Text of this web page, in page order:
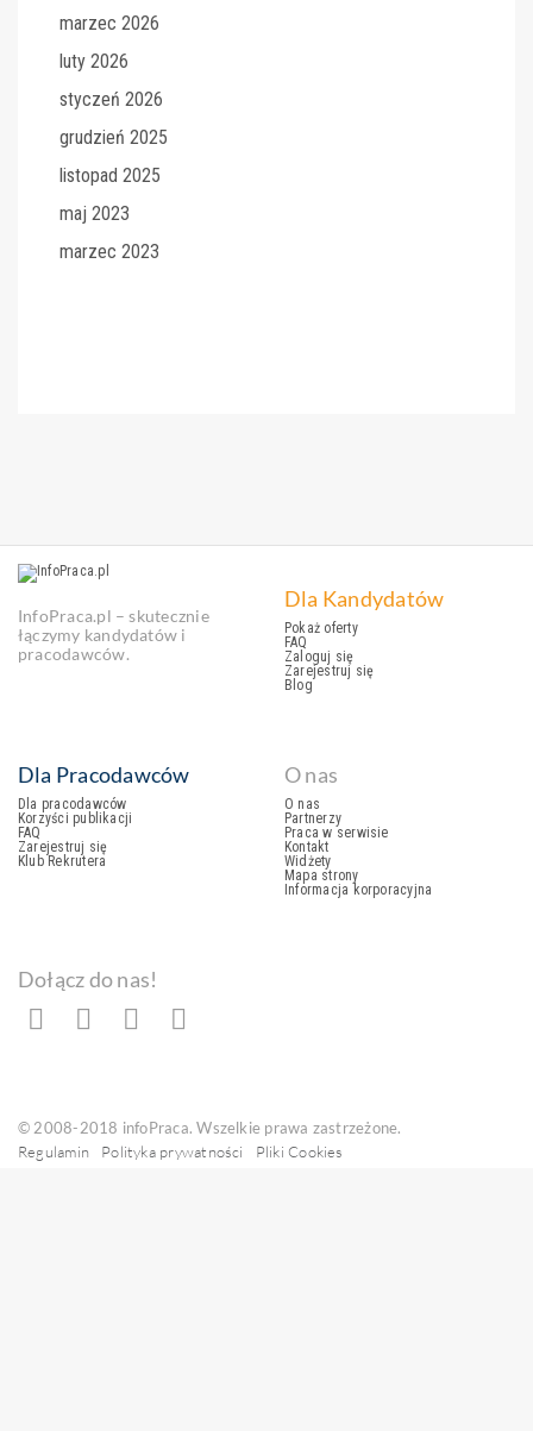
marzec 2026
luty 2026
styczeń 2026
grudzień 2025
listopad 2025
maj 2023
marzec 2023
InfoPraca.pl – skutecznie
łączymy kandydatów i
pracodawców.
Dla Kandydatów
Pokaż oferty
FAQ
Zaloguj się
Zarejestruj się
Blog
Dla Pracodawców
Dla pracodawców
Korzyści publikacji
FAQ
Zarejestruj się
Klub Rekrutera
O nas
O nas
Partnerzy
Praca w serwisie
Kontakt
Widżety
Mapa strony
Informacja korporacyjna
Dołącz do nas!
© 2008-2018 infoPraca. Wszelkie prawa zastrzeżone.
Regulamin
Polityka prywatności Pliki Cookies